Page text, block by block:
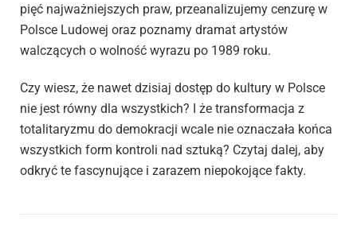
pięć najważniejszych praw, przeanalizujemy cenzurę w
Polsce Ludowej oraz poznamy dramat artystów
walczących o wolność wyrazu po 1989 roku.
Czy wiesz, że nawet dzisiaj dostęp do kultury w Polsce
nie jest równy dla wszystkich? I że transformacja z
totalitaryzmu do demokracji wcale nie oznaczała końca
wszystkich form kontroli nad sztuką? Czytaj dalej, aby
odkryć te fascynujące i zarazem niepokojące fakty.